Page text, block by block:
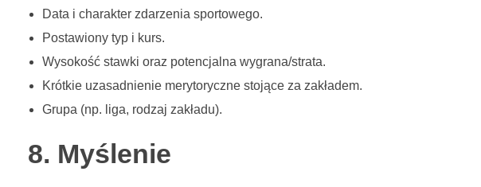
Data i charakter zdarzenia sportowego.
Postawiony typ i kurs.
Wysokość stawki oraz potencjalna wygrana/strata.
Krótkie uzasadnienie merytoryczne stojące za zakładem.
Grupa (np. liga, rodzaj zakładu).
8. Myślenie